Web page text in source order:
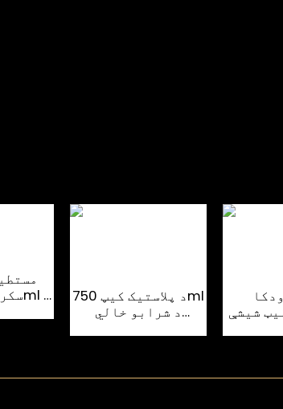
د پلاستیک کیپ 750ml
د شرابو خالي
شیشې